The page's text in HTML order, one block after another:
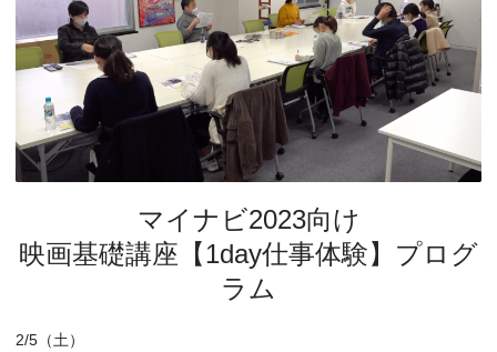
マイナビ2023向け
映画基礎講座【1day仕事体験】プログ
ラム
2/5（土）